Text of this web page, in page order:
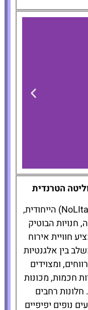
הטרנדית
מלון זה ממוקם בשכונת נוליטה (NoLIta) הייחודית,
חנויות הבוטיק
חוויית אירוח
בין אלגנטיות
ומצוידים
חכמות, מכונות
רחבים
נופים יפיפיים